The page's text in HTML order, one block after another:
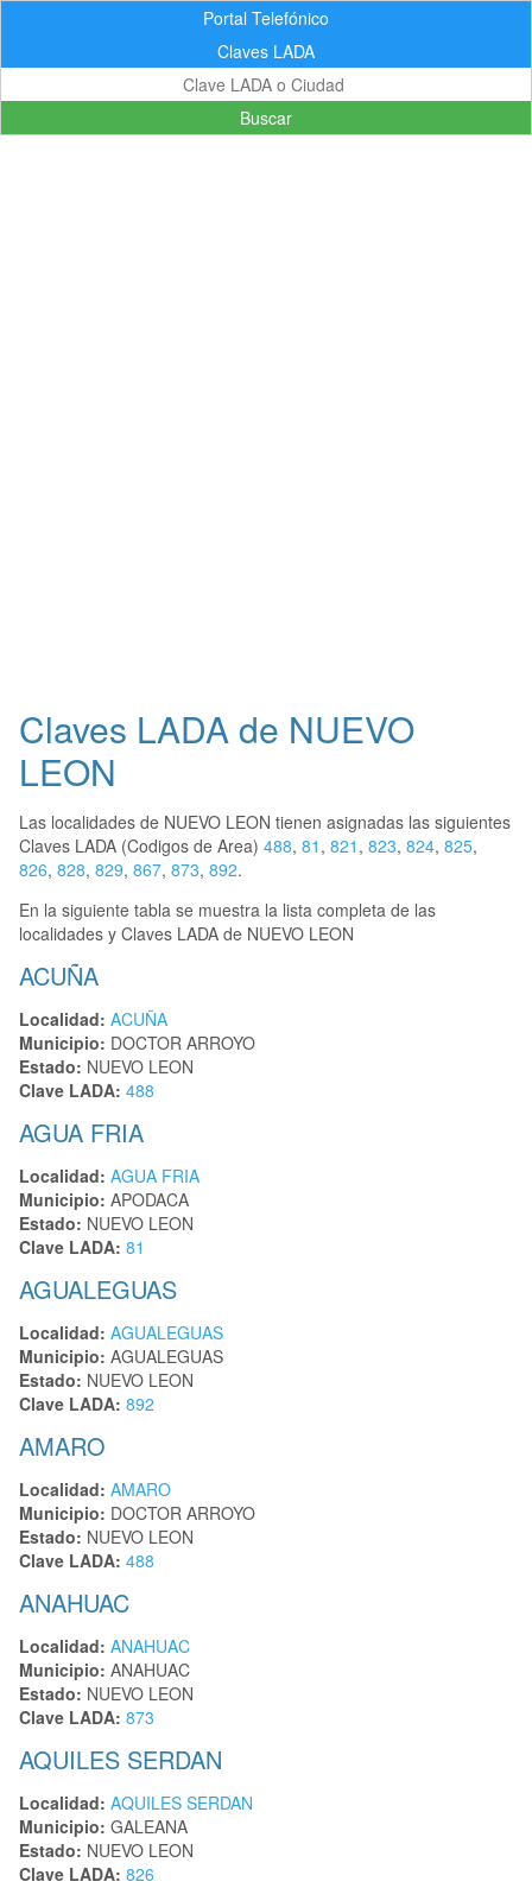
Portal Telefónico
Claves LADA
Buscar
Claves LADA de NUEVO
LEON
Las localidades de NUEVO LEON tienen asignadas las siguientes
Claves LADA (Codigos de Area) 488, 81 , 821 , 823, 824, 825,
826, 828, 829, 867, 873, 892.
En la siguiente tabla se muestra la lista completa de las
localidades y Claves LADA de NUEVO LEON
ACUÑA
Localidad: ACUÑA
Municipio: DOCTOR ARROYO
Estado: NUEVO LEON
Clave LADA: 488
AGUA FRIA
Localidad: AGUA FRIA
Municipio: APODACA
Estado: NUEVO LEON
Clave LADA: 81
AGUALEGUAS
Localidad: AGUALEGUAS
Municipio: AGUALEGUAS
Estado: NUEVO LEON
Clave LADA: 892
AMARO
Localidad: AMARO
Municipio: DOCTOR ARROYO
Estado: NUEVO LEON
Clave LADA: 488
ANAHUAC
Localidad: ANAHUAC
Municipio: ANAHUAC
Estado: NUEVO LEON
Clave LADA: 873
AQUILES SERDAN
Localidad: AQUILES SERDAN
Municipio: GALEANA
Estado: NUEVO LEON
Clave LADA: 826